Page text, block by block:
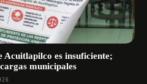
Acuitlapilco es insuficiente;
municipales